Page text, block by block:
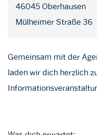
46045 Oberhausen
Mülheimer Straße 36
Gemeinsam mit der
laden wir dich herzlich